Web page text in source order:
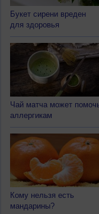
Букет сирени вреден
для здоровья
Чай матча может
аллергикам
Кому нельзя есть
мандарины?